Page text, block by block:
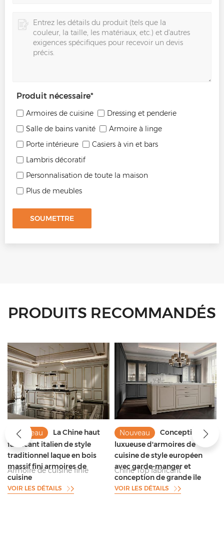
Produit nécessaire*
Armoires de cuisine
Dressing et penderie
Salle de bains vanité
Armoire à linge
Porte intérieure
Casiers à vin et bars
Lambris décoratif
Personnalisation de toute la maison
Plus de meubles
SOUMETTRE
PRODUITS RECOMMANDÉS
Nouveau
La Chine haut
fabricant italien de style
traditionnel laque en bois
massif fini armoires de
cuisine
Armoire de cuisine finie
laquée en bois massif
standard avec modèle de
VOIR LES DÉTAILS
Nouveau
Conception
luxueuse d'armoires de
cuisine de style européen
avec garde-manger et
conception de grande île
Chine Top fabricant
d'armoires de cuisine fournir
des armoires de cuisine de
VOIR LES DÉTAILS